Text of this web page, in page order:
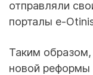
отправляли
порталы e-
Таким
новой